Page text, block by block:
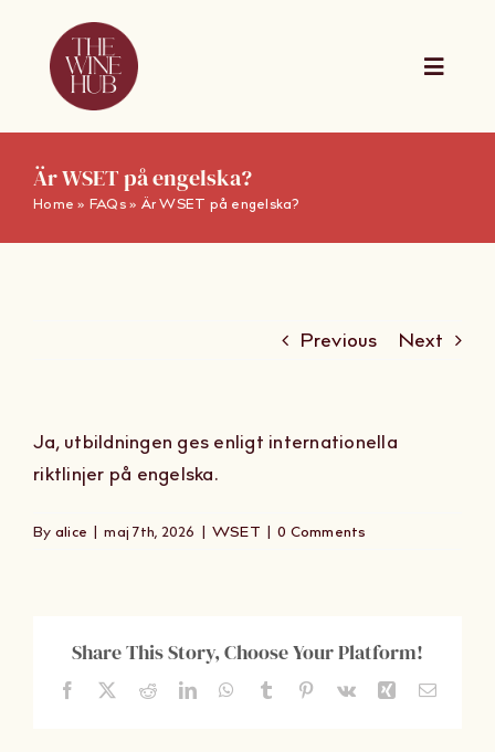
content
Toggle
Presentkort
Om Oss
Är WSET på engelska?
Home » FAQs» Är WSET på engelska?
Previous Next
Ja, utbildningen ges enligt internationella
riktlinjer på engelska.
By alice | maj 7th, 2026 | WSET | 0 Comments
Share This Story, Choose Your Platform!
Facebook RedditLinkedInWhatsApp
Tumblr Pinterest
Vk Xing Email